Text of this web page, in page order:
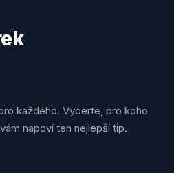
každého. Vyberte, pro koho
napoví ten nejlepší tip.